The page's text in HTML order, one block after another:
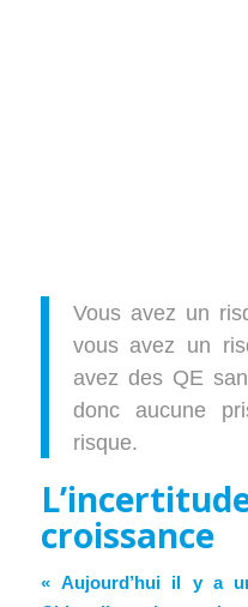
Vous avez un
vous avez un
avez des QE
donc aucune
risque.
croissance
« Aujourd’hui il y a